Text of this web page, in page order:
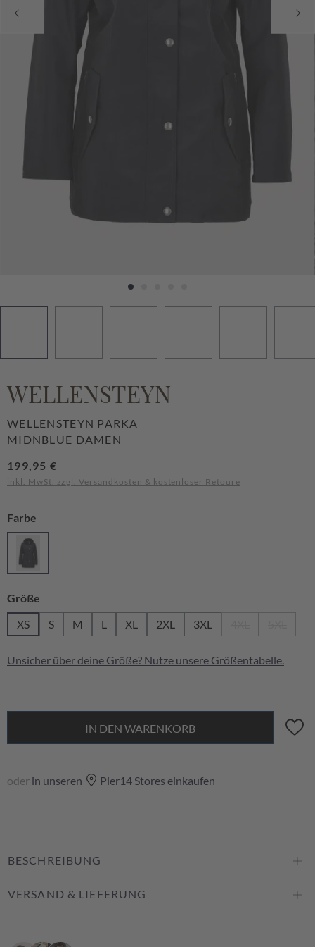
WELLENSTEYN PARKA
MIDNBLUE DAMEN
WELLENSTEYN
Regulärer Preis:
199,95 €
inkl. MwSt. zzgl. Versandkosten & kostenloser Retoure
Farbe
Größe
XS
S M L XL 2XL 3XL
Unsicher über deine Größe? Nutze unsere Größentabelle.
IN DEN WARENKORB
oder in unseren Pier14 Stores einkaufen
BESCHREIBUNG
VERSAND & LIEFERUNG